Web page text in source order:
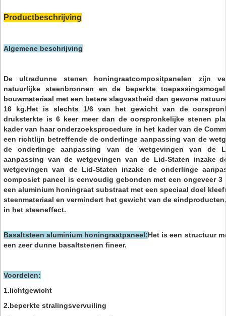
Productbeschrijving
Algemene beschrijving
De ultradunne stenen honingraatcompositpanelen zijn
natuurlijke steenbronnen en de beperkte
bouwmateriaal met een betere slagvastheid dan gewone
16 kg.Het is slechts 1/6 van het gewicht van de
druksterkte is 6 keer meer dan de oorspronkelijke stenen
kader van haar onderzoeksprocedure in het kader van de
een richtlijn betreffende de onderlinge aanpassing van de
de onderlinge aanpassing van de wetgevingen van de
aanpassing van de wetgevingen van de Lid-Staten inzake
wetgevingen van de Lid-Staten inzake de onderlinge
composiet paneel is eenvoudig gebonden met een ongeveer 3
een aluminium honingraat substraat met een speciaal doel
steenmateriaal en vermindert het gewicht van de
in het steeneffect.
Basaltsteen aluminium honingraatpaneel:Het is een structuur
een zeer dunne basaltstenen fineer.
Voordelen:
1.lichtgewicht
2.beperkte stralingsvervuiling